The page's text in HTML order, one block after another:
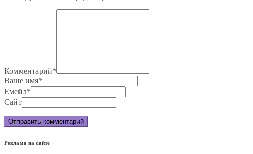
Комментарий*
Ваше имя*
Емейл*
Сайт
Реклама на сайте